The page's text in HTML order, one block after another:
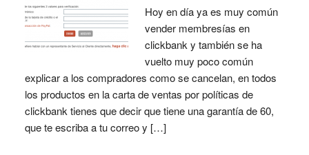
Hoy en día ya es muy común
vender membresías en
clickbank y también se ha
vuelto muy poco común
explicar a los compradores como se cancelan, en todos
los productos en la carta de ventas por políticas de
clickbank tienes que decir que tiene una garantía de 60,
que te escriba a tu correo y […]